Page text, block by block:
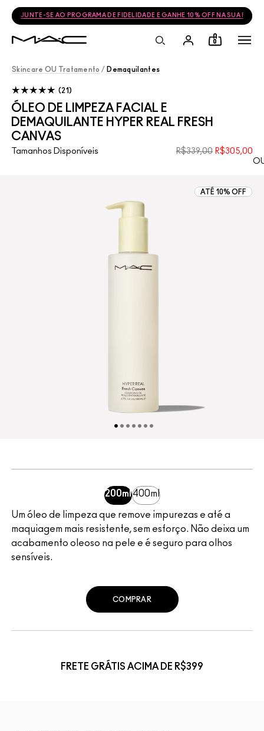
JUNTE-SE AO PROGRAMA DE FIDELIDADE E GANHE 10% OFF NA SUA
0
Skincare OU Tratamento / Demaquilantes
ÓLEO DE LIMPEZA FACIAL E
DEMAQUILANTE HYPER REAL FRESH
CANVAS
R$339,00 R$305,00
Tamanhos Disponíveis
21
ATÉ 10% OFF
Um óleo de limpeza que remove impurezas e até a
maquiagem mais resistente, sem esforço. Não deixa um
acabamento oleoso na pele e é seguro para olhos
sensíveis.
200ml400ml
COMPRAR
FRETE GRÁTIS ACIMA DE R$399